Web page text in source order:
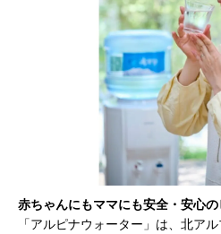
赤ちゃんにもママにも安全・安心
「アルピナウォーター」は、北ア